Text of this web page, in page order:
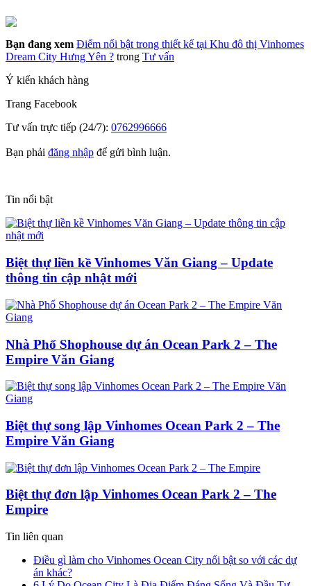
Bạn đang xem Điểm nổi bật trong thiết kế tại Khu đô thị Vinhomes
Dream City Hưng Yên ? trong Tư vấn
Ý kiến khách hàng
Trang Facebook
Tư vấn trực tiếp (24/7): 0762996666
Bạn phải đăng nhập để gửi bình luận.
Tin nổi bật
Biệt thự liền kề Vinhomes Văn Giang – Update
thông tin cập nhật mới
Nhà Phố Shophouse dự án Ocean Park 2 – The
Empire Văn Giang
Biệt thự song lập Vinhomes Ocean Park 2 – The
Empire Văn Giang
Biệt thự đơn lập Vinhomes Ocean Park 2 – The
Empire
Tin liên quan
Điều gì làm cho Vinhomes Ocean City nổi bật so với các dự
án khác?